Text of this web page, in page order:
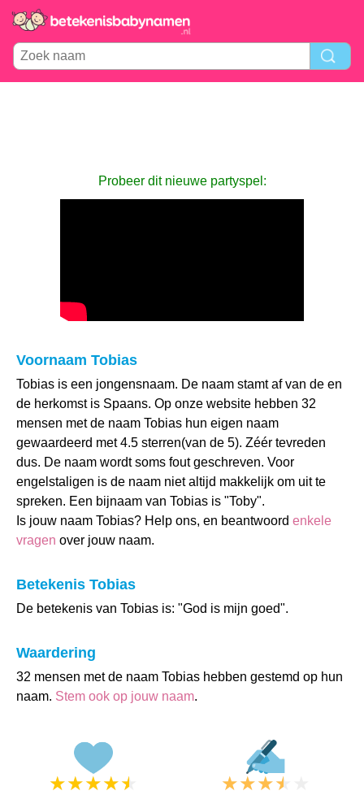
Probeer dit nieuwe partyspel:
Voornaam Tobias
Tobias is een jongensnaam. De naam stamt af van de en
de herkomst is Spaans. Op onze website hebben 32
mensen met de naam Tobias hun eigen naam
gewaardeerd met 4.5 sterren(van de 5). Zéér tevreden
dus. De naam wordt soms fout geschreven. Voor
engelstaligen is de naam niet altijd makkelijk om uit te
spreken. Een bijnaam van Tobias is "Toby".
Is jouw naam Tobias? Help ons, en beantwoord enkele
vragen over jouw naam.
Betekenis Tobias
De betekenis van Tobias is: "God is mijn goed".
Waardering
32 mensen met de naam Tobias hebben gestemd op hun
naam. Stem ook op jouw naam.
★★★★★ ★★★★